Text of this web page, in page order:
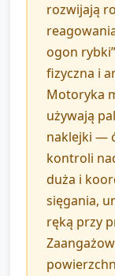
rozwijają
ogon
fizyczna i
Motoryka
używają
naklejki —
kontroli
duża i
sięgania,
ręką przy